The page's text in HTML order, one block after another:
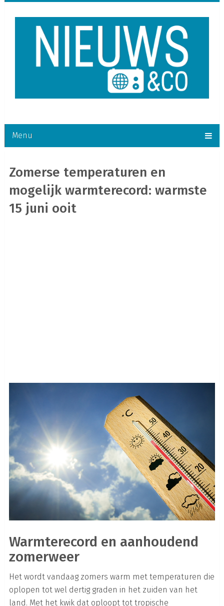
Menu
Zomerse temperaturen en
mogelijk warmterecord: warmste
15 juni ooit
Warmterecord en aanhoudend
zomerweer
Het wordt vandaag zomers warm met temperaturen die
oplopen tot wel dertig graden in het zuiden van het
land. Met het kwik dat oploopt tot tropische